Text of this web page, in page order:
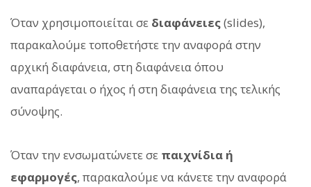
Όταν χρησιμοποιείται σε διαφάνειες(slides),
παρακαλούμε τοποθετήστε την αναφορά στην
αρχική διαφάνεια, στη διαφάνεια όπου
αναπαράγεται ο ήχος ή στη διαφάνεια της τελικής
σύνοψης.
Όταν την ενσωματώνετε σε παιχνίδια ή
εφαρμογές, παρακαλούμε να κάνετε την αναφορά